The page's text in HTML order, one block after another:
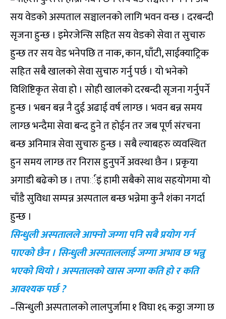
सय वेडको अस्पताल सञ्चालनको लागि भवन वन्छ । दरबन्दी
सृजना हुन्छ । इमेरजेन्सि सहित सय वेडको सेवा त सुचारु
हुन्छ तर सय वेड भनेपछि त नाक, कान, घाँटी, साईक्याट्रिक
सहित सबै खालको सेवा सुचारु गर्नु पर्छ । यो भनेको
विशिष्टिकृत सेवा हो । सोही खालको दरबन्दी सृजना गर्नुपर्ने
हुन्छ । भबन बन्न नै दुई अढाई वर्ष लाग्छ । भवन बन्न समय
लाग्छ भन्दैमा सेवा बन्द हुने त होईन तर जब पूर्ण संरचना
बन्छ अनिमात्र सेवा सुचारु हुन्छ । सबै ल्याबहरु व्यवस्थित
हुन समय लाग्छ तर निरास हुनुपर्ने अवस्था छैन । प्रकृया
अगाडी बढेको छ । तपार्इं हामी सबैको साथ सहयोगमा यो
चाँडै सुविधा सम्पन्न अस्पताल बन्छ भन्नेमा कुनै शंका नगर्दा
हुन्छ ।
सिन्धुली अस्पतालले आफ्नो जग्गा पनि सबै प्रयोग गर्न
पाएको छैन । सिन्धुली अस्पताललाई जग्गा अभाव छ भन्नु
भएको थियो । अस्पतालको खास जग्गा कति हो र कति
आवश्यक पर्छ ?
–सिन्धुली अस्पतालको लालपुर्जामा १ विघा १६ कठ्ठा जग्गा छ